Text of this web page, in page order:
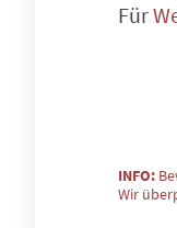
Für
INFO:
Wir